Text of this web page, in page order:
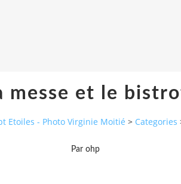
messe et le
Etoiles - Photo Virginie Moitié > Categories
Par ohp